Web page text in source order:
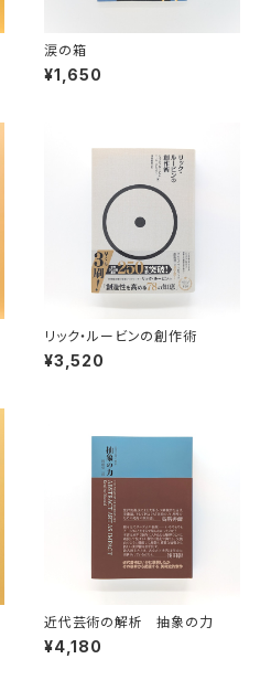
涙の箱
¥1,650
リック・ルービンの創作術
¥3,520
近代芸術の解析 抽象の力
¥4,180